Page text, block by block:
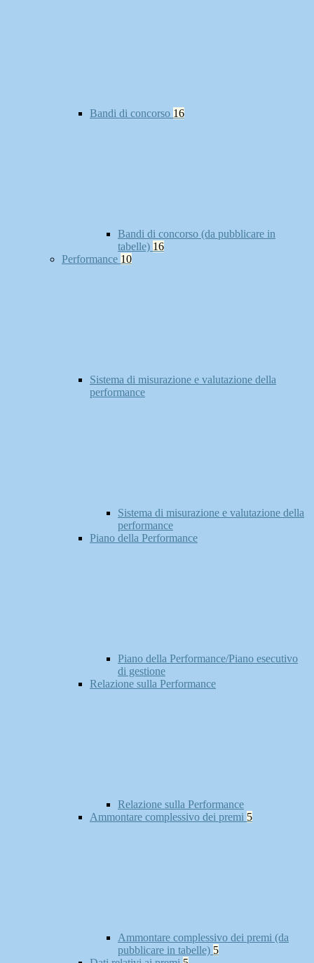
Bandi di concorso 16
Bandi di concorso (da pubblicare in
tabelle) 16
Performance 10
Sistema di misurazione e valutazione della
performance
Sistema di misurazione e valutazione della
performance
Piano della Performance
Piano della Performance/Piano esecutivo
di gestione
Relazione sulla Performance
Relazione sulla Performance
Ammontare complessivo dei premi 5
Ammontare complessivo dei premi (da
pubblicare in tabelle) 5